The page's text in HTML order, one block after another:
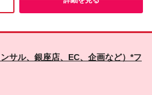
分の可能性を広げていける企業です。
サル、銀座店、EC、企画など）*フ